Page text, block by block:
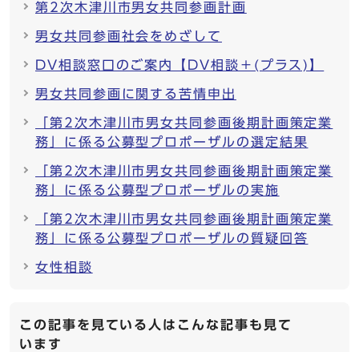
第2次木津川市男女共同参画計画
男女共同参画社会をめざして
DV相談窓口のご案内【DV相談＋(プラス)】
男女共同参画に関する苦情申出
「第2次木津川市男女共同参画後期計画策定業
務」に係る公募型プロポーザルの選定結果
「第2次木津川市男女共同参画後期計画策定業
務」に係る公募型プロポーザルの実施
「第2次木津川市男女共同参画後期計画策定業
務」に係る公募型プロポーザルの質疑回答
女性相談
この記事を見ている人はこんな記事も見て
います